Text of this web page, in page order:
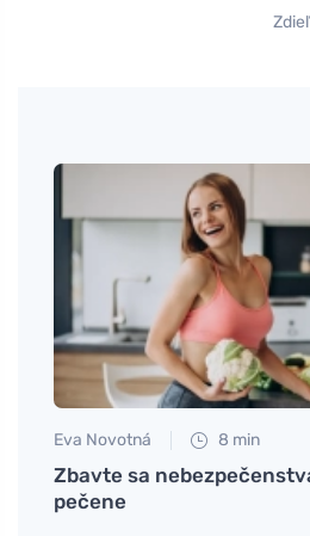
Eva Novotná 8 min
Zbavte sa
pečene